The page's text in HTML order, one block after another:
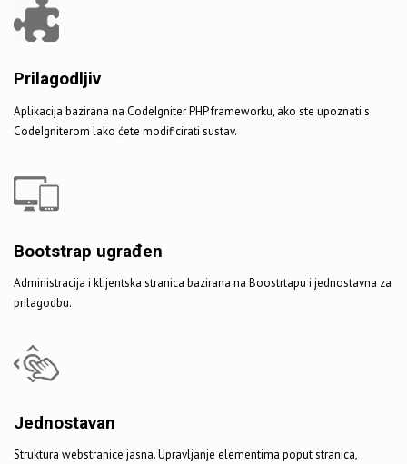
Prilagodljiv
Aplikacija bazirana na CodeIgniter PHP frameworku, ako ste upoznati s
CodeIgniterom lako ćete modificirati sustav.
Bootstrap ugrađen
Administracija i klijentska stranica bazirana na Boostrtapu i jednostavna za
prilagodbu.
Jednostavan
Struktura webstranice jasna. Upravljanje elementima poput stranica,